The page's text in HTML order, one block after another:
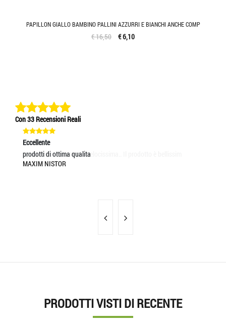
PAPILLON GIALLO BAMBINO PALLINI AZZURRI E BIANCHI ANCHE COMP
€ 16,50 € 6,10
Con 33 Recensioni Reali
Eccellente
prodotti di ottima qualita
MAXIM NISTOR
PRODOTTI VISTI DI RECENTE